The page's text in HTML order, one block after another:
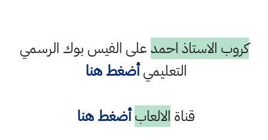
كروب الاستاذ احمدعلى الفيس بوك الرسمي
التعليميأضغط هنا
قناة الالعاب أضغط هنا